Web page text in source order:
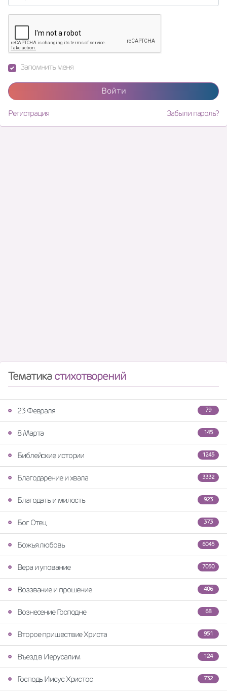
Запомнить меня
Войти
Регистрация Забыли пароль?
Тематикастихотворений
79
23 Февраля
145
8 Марта
1245
Библейские истории
3332
Благодарение и хвала
923
Благодать и милость
373
Бог Отец
6045
Божья любовь
7050
Вера и упование
406
Воззвание и прошение
68
Вознесение Господне
951
Второе пришествие Христа
124
Въезд в Иерусалим
732
Господь Иисус Христос